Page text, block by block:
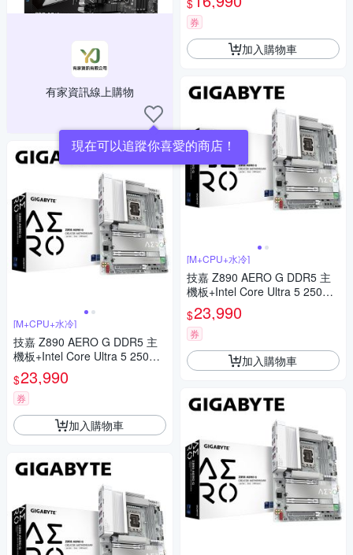
有家資訊線上購物
現在可以追蹤你喜愛的商店！
[M+CPU+水冷]
技嘉 Z890 AERO G DDR5 主
機板+Intel Core Ultra 5 250KF
Plus【18核】+酷碼 Elite Liquid
360 ARGB 黑 水冷
$23,990
券
加入購物車
$
券
加入購物車
[M+CPU+水冷]
技嘉 Z890 AERO G DDR5 主
機板+Intel Core Ultra 5 250KF
Plus【18核】+技嘉 GAMING 3
60 ICE(白) 飛鷹水冷
$23,990
券
加入購物車